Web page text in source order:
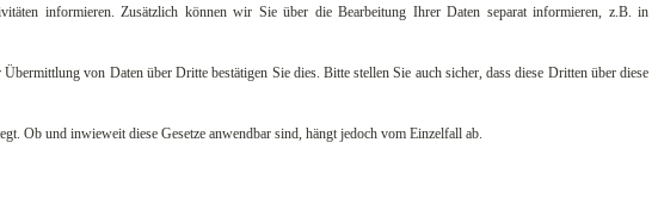
informieren. Zusätzlich können wir Sie über die Bearbeitung Ihrer Daten separat informieren, z.B. in
von Daten über Dritte bestätigen Sie dies. Bitte stellen Sie auch sicher, dass diese Dritten über diese
Ob und inwieweit diese Gesetze anwendbar sind, hängt jedoch vom Einzelfall ab.